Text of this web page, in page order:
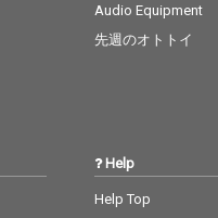
Audio Equipment
先週のオトトイ
Help
Help Top